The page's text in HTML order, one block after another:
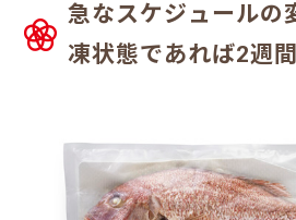
急なスケジュールの
凍状態であれば2週